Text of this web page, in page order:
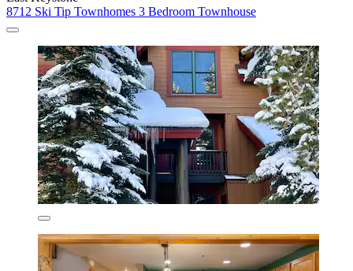
8712 Ski Tip Townhomes 3 Bedroom Townhouse